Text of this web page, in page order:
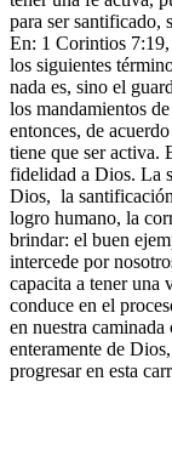
para ser santificado,
En: 1 Corintios 7:19,
los siguientes
nada es, sino el
los mandamientos
entonces, de
tiene que ser activa.
fidelidad a Dios. La
Dios, la
logro humano, la
brindar: el buen
intercede por
capacita a tener una
conduce en el
en nuestra caminada
enteramente de
progresar en esta